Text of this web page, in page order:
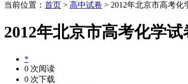
当前位置： 首页 > 高中试卷 > 2012年北京市高考化
2012年北京市高考化学试
*
0 次阅读
0 次下载